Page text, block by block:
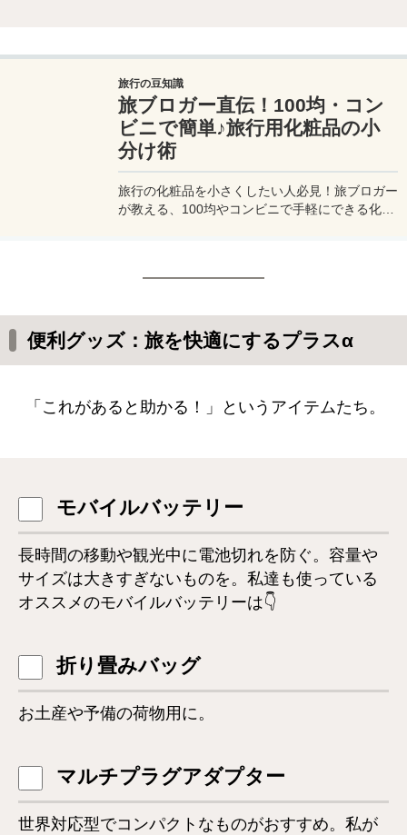
旅行の豆知識
旅ブロガー直伝！100均・コン
ビニで簡単♪旅行用化粧品の小
分け術
旅行の化粧品を小さくしたい人必見！旅ブロガー
が教える、100均やコンビニで手軽にできる化粧
便利グッズ：旅を快適にするプラスα
「これがあると助かる！」というアイテムたち。
モバイルバッテリー
長時間の移動や観光中に電池切れを防ぐ。容量や
サイズは大きすぎないものを。私達も使っている
オススメのモバイルバッテリーは👇
折り畳みバッグ
お土産や予備の荷物用に。
マルチプラグアダプター
世界対応型でコンパクトなものがおすすめ。私が